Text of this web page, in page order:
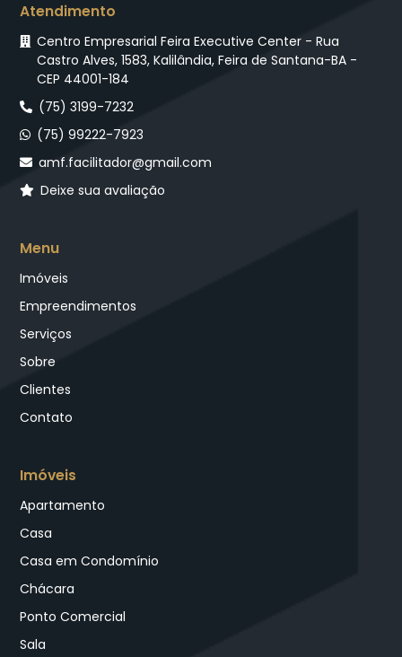
Atendimento
Centro Empresarial Feira Executive Center - Rua
Castro Alves, 1583, Kalilândia, Feira de Santana-BA -
CEP 44001-184
(75) 3199-7232
(75) 99222-7923
amf.facilitador@gmail.com
Deixe sua avaliação
Menu
Imóveis
Empreendimentos
Serviços
Sobre
Clientes
Contato
Imóveis
Apartamento
Casa
Casa em Condomínio
Chácara
Ponto Comercial
Sala